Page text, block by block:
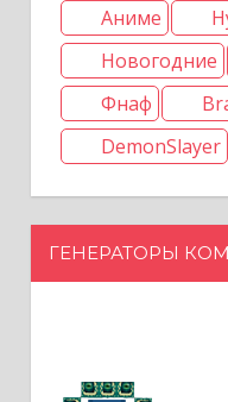
Аниме
Новогодние
Фнаф
DemonSlayer
ГЕНЕРАТОРЫ